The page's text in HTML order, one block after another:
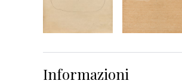
Informazioni